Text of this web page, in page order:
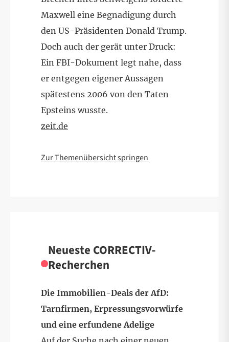
Maxwell eine Begnadigung durch
den US-Präsidenten Donald Trump.
Doch auch der gerät unter Druck:
Ein FBI-Dokument legt nahe, dass
er entgegen eigener Aussagen
spätestens 2006 von den Taten
Epsteins wusste.
zeit.de
Zur Themenübersicht springen
Neueste CORRECTIV-
Recherchen
Die Immobilien-Deals der AfD:
Tarnfirmen, Erpressungsvorwürfe
und eine erfundene Adelige